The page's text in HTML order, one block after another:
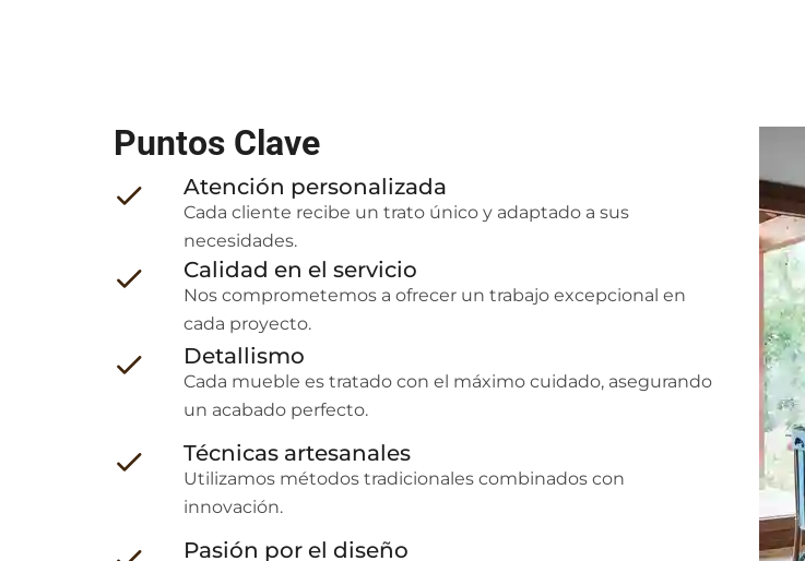
Puntos Clave
Atención personalizada
Cada cliente recibe un trato único y adaptado a sus
necesidades.
Calidad en el servicio
Nos comprometemos a ofrecer un trabajo excepcional en
cada proyecto.
Detallismo
Cada mueble es tratado con el máximo cuidado, asegurando
un acabado perfecto.
Técnicas artesanales
Utilizamos métodos tradicionales combinados con
innovación.
Pasión por el diseño